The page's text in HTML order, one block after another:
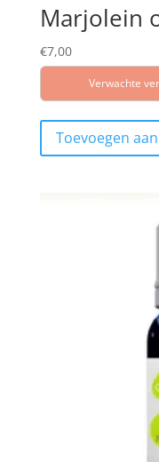
Marjolein
€7,00
Verwachte
Toevoegen